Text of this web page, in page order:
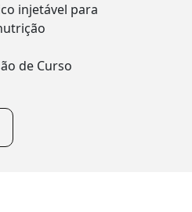
injetável para
de Curso